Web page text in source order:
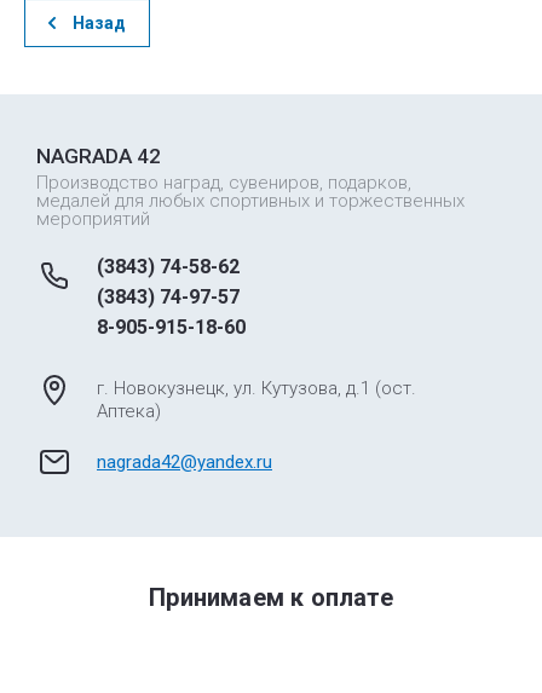
Назад
NAGRADA 42
Производство наград, сувениров, подарков,
медалей для любых спортивных и торжественных
мероприятий
(3843) 74-58-62
(3843) 74-97-57
8-905-915-18-60
г. Новокузнецк, ул. Кутузова, д.1 (ост.
Аптека)
nagrada42@yandex.ru
Принимаем к оплате